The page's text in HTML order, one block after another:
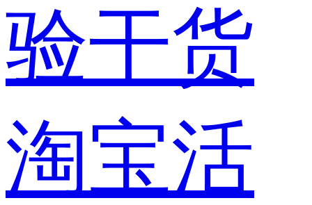
验干货
淘宝活